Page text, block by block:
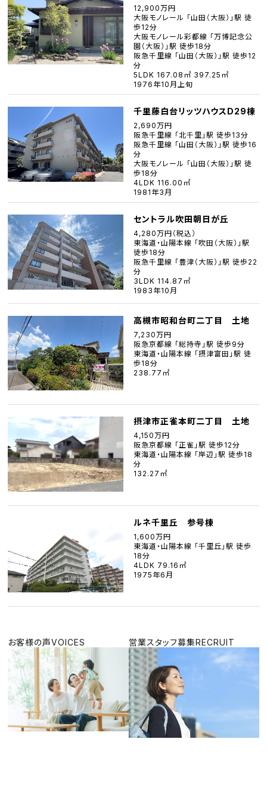
12,900万円
大阪モノレール 「山田（大阪）」駅 徒
歩12分
大阪モノレール彩都線 「万博記念公
園（大阪）」駅 徒歩18分
阪急千里線 「山田（大阪）」駅 徒歩12
分
5LDK 167.08㎡ 397.25㎡
1976年10月上旬
千里藤白台リッツハウスD29棟
2,690万円
阪急千里線 「北千里」駅 徒歩13分
阪急千里線 「山田（大阪）」駅 徒歩16
分
大阪モノレール 「山田（大阪）」駅 徒
歩18分
4LDK 116.00㎡
1981年3月
セントラル吹田朝日が丘
4,280万円（税込）
東海道・山陽本線 「吹田（大阪）」駅
徒歩18分
阪急千里線 「豊津（大阪）」駅 徒歩22
分
3LDK 114.87㎡
1983年10月
高槻市昭和台町二丁目 土地
7,230万円
阪急京都線 「総持寺」駅 徒歩9分
東海道・山陽本線 「摂津富田」駅 徒
歩18分
238.77㎡
摂津市正雀本町二丁目 土地
4,150万円
阪急京都線 「正雀」駅 徒歩12分
東海道・山陽本線 「岸辺」駅 徒歩18
分
132.27㎡
ルネ千里丘 参号棟
1,600万円
東海道・山陽本線 「千里丘」駅 徒歩
18分
4LDK 79.16㎡
1975年6月
お客様の声VOICES 営業スタッフ募集RECRUIT